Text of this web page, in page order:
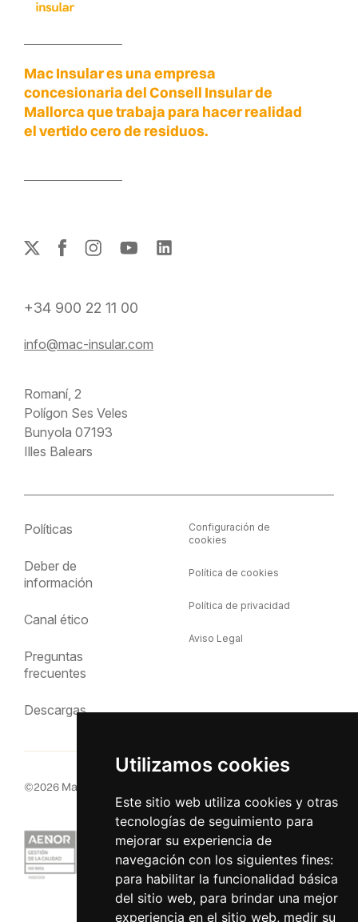
Utilizamos cookies
Este sitio web utiliza cookies y otras
tecnologías de seguimiento para
mejorar su experiencia de
navegación con los siguientes fines:
para habilitar la funcionalidad básica
del sitio web, para brindar una mejor
experiencia en el sitio web, medir su
Mac Insular es una empresa
concesionaria del Consell Insular de
Mallorca que trabaja para hacer realidad
el vertido cero de residuos.
+34 900 22 11 00
info@mac-insular.com
Romaní, 2
Polígon Ses Veles
Bunyola 07193
Illes Balears
Políticas
Deber de
información
Canal ético
Preguntas
frecuentes
Descargas
Configuración de
cookies
Política de cookies
Política de privacidad
Aviso Legal
©2026 MacInsular.